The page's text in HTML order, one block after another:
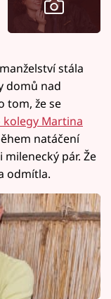
stála
domů nad
tom, že se
kolegy Martina
natáčení
pár. Že
odmítla.